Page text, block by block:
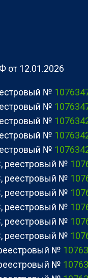
от 12.01.2026
№
№
№
№
№
реестровый №
реестровый №
реестровый №
реестровый №
реестровый №
реестровый №
реестровый №
реестровый №